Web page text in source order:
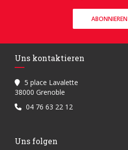
ABONNIEREN
Uns kontaktieren
5 place Lavalette
38000 Grenoble
04 76 63 22 12
Uns folgen